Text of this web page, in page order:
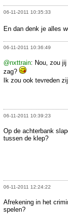
06-11-2011 10:35:33
En dan denk je alles
06-11-2011 10:36:49
@nxttrain: Nou, zou
zag?
Ik zou ook tevreden
06-11-2011 10:39:23
Op de achterbank
tussen de klep?
06-11-2011 12:24:22
Afrekening in het
spelen?